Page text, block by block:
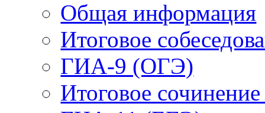
Общая информация
Итоговое
ГИА-9 (ОГЭ)
Итоговое